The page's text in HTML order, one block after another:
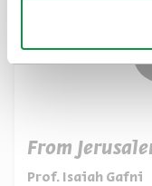
From
Prof. Isaiah Gafni